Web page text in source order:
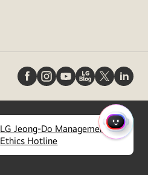
LG Jeong-Do Management
Ethics Hotline
(opens
MENÚ
RÁPIDO